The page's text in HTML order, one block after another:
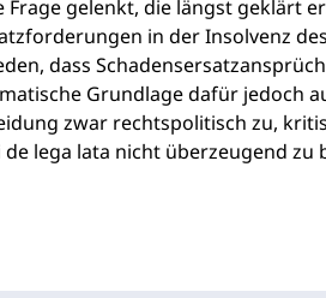
gelenkt, die längst geklärt
in der Insolvenz
dass
Grundlage dafür jedoch
zwar rechtspolitisch zu,
lega lata nicht überzeugend zu